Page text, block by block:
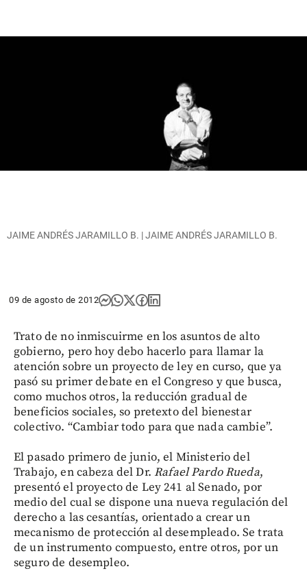
JAIME ANDRÉS JARAMILLO B. | JAIME ANDRÉS JARAMILLO B.
09 de agosto de 2012
Trato de no inmiscuirme en los asuntos de alto
gobierno, pero hoy debo hacerlo para llamar la
atención sobre un proyecto de ley en curso, que ya
pasó su primer debate en el Congreso y que busca,
como muchos otros, la reducción gradual de
beneficios sociales, so pretexto del bienestar
colectivo. “Cambiar todo para que nada cambie”.
El pasado primero de junio, el Ministerio del
Trabajo, en cabeza del Dr.Rafael Pardo Rueda,
presentó el proyecto de Ley 241 al Senado, por
medio del cual se dispone una nueva regulación del
derecho a las cesantías, orientado a crear un
mecanismo de protección al desempleado. Se trata
de un instrumento compuesto, entre otros, por un
seguro de desempleo.